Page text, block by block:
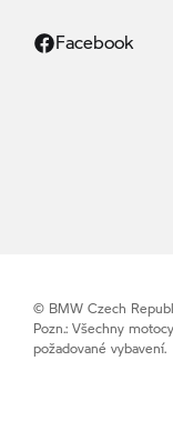
Facebook
© BMW Czech
Pozn.: Všechny
požadované vybavení.